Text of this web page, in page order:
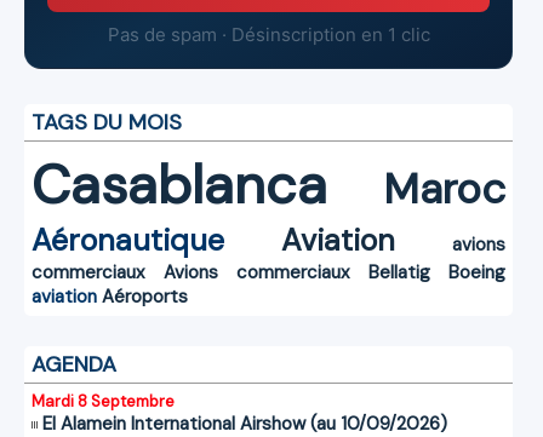
Pas de spam · Désinscription en 1 clic
TAGS DU MOIS
Casablanca Maroc
Aéronautique Aviation
avions
commerciaux
Avions commerciaux Bellatig
Boeing
aviation Aéroports
AGENDA
Mardi 8 Septembre
El Alamein International Airshow (au 10/09/2026)